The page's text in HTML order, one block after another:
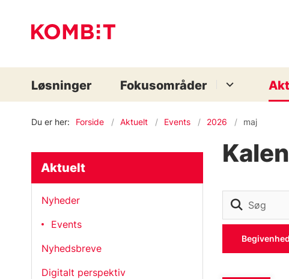
Løsninger Fokusområder
Du er her: Forside Aktuelt Events 2026 maj
Aktuelt
Nyheder
Events
Nyhedsbreve
Digitalt perspektiv